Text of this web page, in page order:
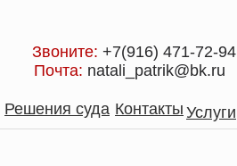
Звоните: +7(916) 471-72-94
Почта: natali_patrik@bk.ru
Решения суда Контакты Услуги